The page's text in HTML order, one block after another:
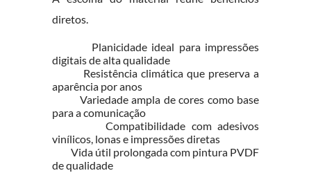
diretos.
Planicidade ideal para impressões
digitais de alta qualidade
Resistência climática que preserva a
aparência por anos
Variedade ampla de cores como base
para a comunicação
Compatibilidade com adesivos
vinílicos, lonas e impressões diretas
Vida útil prolongada com pintura PVDF
de qualidade